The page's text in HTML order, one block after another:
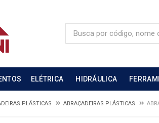
ELÉTRICA HIDRÁULICA
PLÁSTICAS ABRAÇADEIRAS PLÁSTICAS